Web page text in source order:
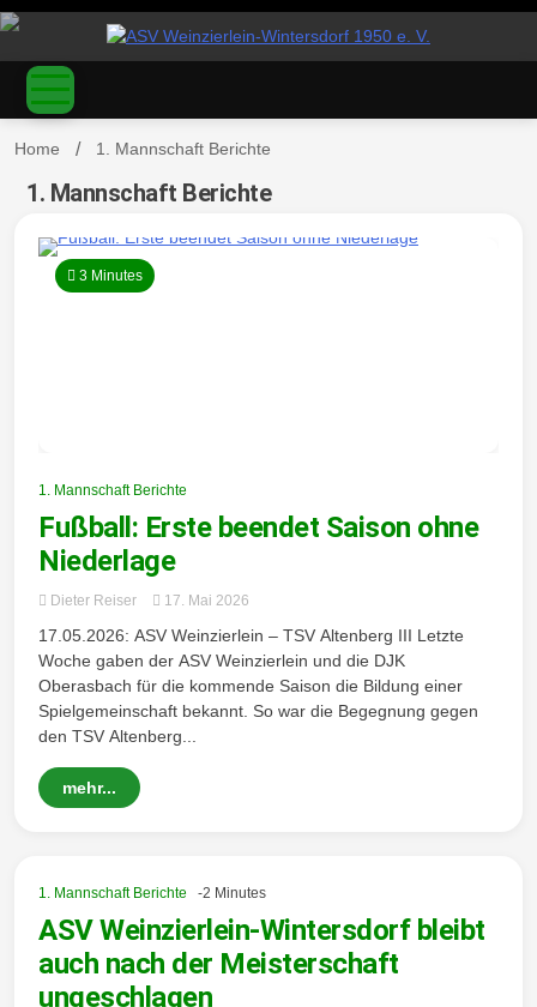
S
k
i
ASV
Weinzierl
Wintersd
orf 1950
Home 1. Mannschaft Berichte
1. Mannschaft Berichte
3 Minutes
1. Mannschaft Berichte
Fußball: Erste beendet Saison ohne
Niederlage
Dieter Reiser 17. Mai 2026
17.05.2026: ASV Weinzierlein – TSV Altenberg III Letzte
Woche gaben der ASV Weinzierlein und die DJK
Oberasbach für die kommende Saison die Bildung einer
Spielgemeinschaft bekannt. So war die Begegnung gegen
den TSV Altenberg...
mehr...
1. Mannschaft Berichte -2 Minutes
ASV Weinzierlein-Wintersdorf bleibt
auch nach der Meisterschaft
ungeschlagen